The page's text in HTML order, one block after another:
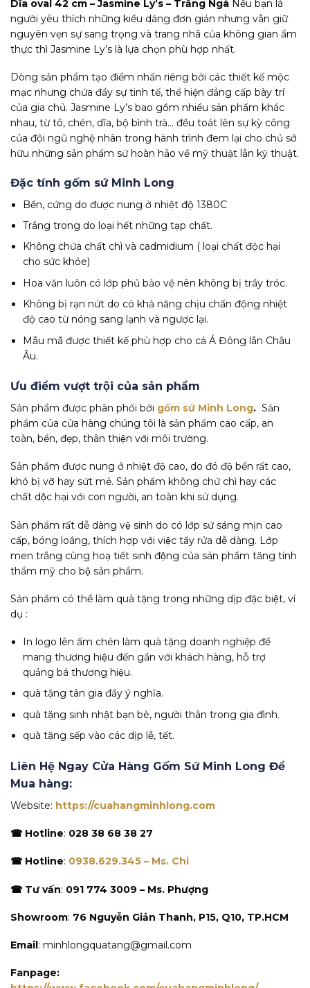
Dĩa oval 42 cm – Jasmine Ly’s – Trắng Ngà Nếu bạn là
người yêu thích những kiểu dáng đơn giản nhưng vẫn giữ
nguyên vẹn sự sang trọng và trang nhã của không gian ẩm
thực thì Jasmine Ly’s là lựa chọn phù hợp nhất.
Dòng sản phẩm tạo điểm nhấn riêng bởi các thiết kế mộc
mạc nhưng chứa đầy sự tinh tế, thể hiện đẳng cấp bày trí
của gia chủ. Jasmine Ly’s bao gồm nhiều sản phẩm khác
nhau, từ tô, chén, dĩa, bộ bình trà… đều toát lên sự kỳ công
của đội ngũ nghệ nhân trong hành trình đem lại cho chủ sở
hữu những sản phẩm sứ hoàn hảo về mỹ thuật lẫn kỹ thuật.
Đặc tính gốm sứ Minh Long
Bền, cứng do được nung ở nhiệt độ 1380C
Trắng trong do loại hết những tạp chất.
Không chứa chất chì và cadmidium ( loại chất độc hại
cho sức khỏe)
Hoa văn luôn có lớp phủ bảo vệ nên không bị trầy tróc.
Không bị rạn nứt do có khả năng chịu chấn động nhiệt
độ cao từ nóng sang lạnh và ngược lại.
Mẫu mã được thiết kế phù hợp cho cả Á Đông lẫn Châu
Âu.
Ưu điểm vượt trội của sản phẩm
Sản phẩm được phân phối bởi gốm sứ Minh Long. Sản
phẩm của cửa hàng chúng tôi là sản phẩm cao cấp, an
toàn, bền, đẹp, thân thiện với môi trường.
Sản phẩm được nung ở nhiệt độ cao, do đó độ bền rất cao,
khó bị vỡ hay sứt mẻ. Sản phẩm không chứ chì hay các
chất dộc hại với con người, an toàn khi sử dụng.
Sản phẩm rất dễ dàng vệ sinh do có lớp sứ sáng mịn cao
cấp, bóng loáng, thích hợp với việc tẩy rửa dễ dàng. Lớp
men trắng cùng hoạ tiết sinh động của sản phẩm tăng tính
thẩm mỹ cho bộ sản phẩm.
Sản phẩm có thể làm quà tặng trong những dịp đặc biệt, ví
dụ :
In logo lên ấm chén làm quà tặng doanh nghiệp để
mang thương hiệu đến gần với khách hàng, hỗ trợ
quảng bá thương hiệu.
quà tặng tân gia đầy ý nghĩa.
quà tặng sinh nhật bạn bè, người thân trong gia đình.
quà tặng sếp vào các dịp lễ, tết.
Liên Hệ Ngay Cửa Hàng Gốm Sứ Minh Long Để
Mua hàng:
Website: https://cuahangminhlong.com
☎ Hotline: 028 38 68 38 27
☎ Hotline: 0938.629.345 – Ms. Chi
☎ Tư vấn: 091 774 3009 – Ms. Phượng
Showroom: 76 Nguyễn Giản Thanh, P15, Q10, TP.HCM
Email: minhlongquatang@gmail.com
Fanpage: